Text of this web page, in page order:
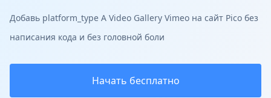
Добавь platform_type A Video Gallery Vimeo на сайт Pico без
написания кода и без головной боли
Начать бесплатно